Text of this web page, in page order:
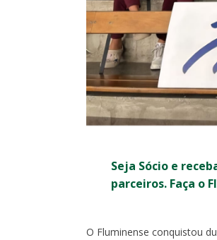
Seja Sócio e
parceiros. Faça o
O Fluminense conquistou